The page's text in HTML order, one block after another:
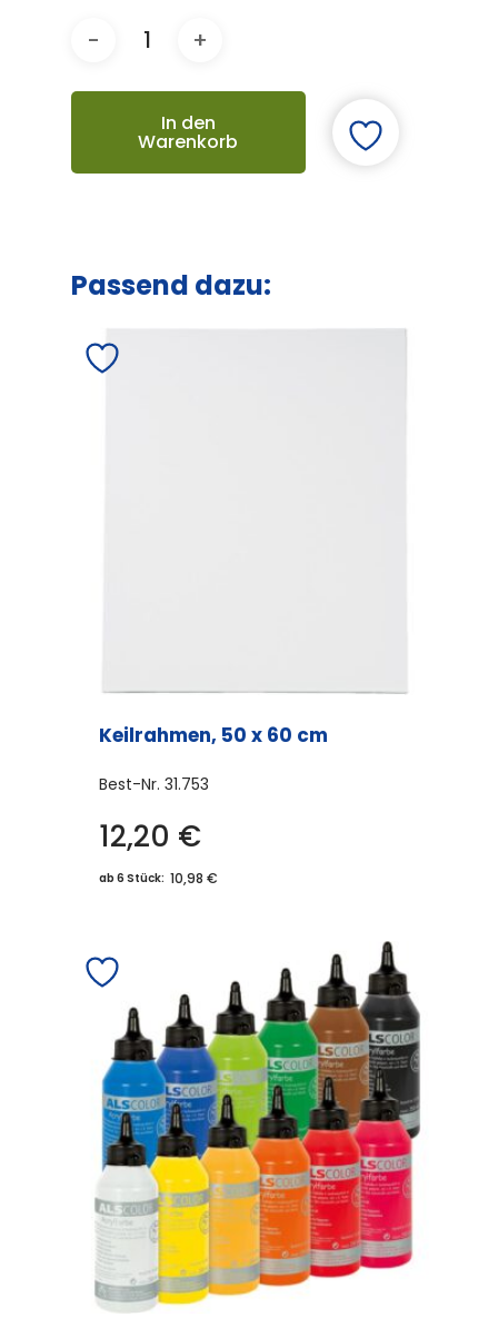
In den
Warenkorb
Passend dazu:
Keilrahmen, 50 x 60 cm
Best-Nr. 31.753
12,20 €
ab 6 Stück: 10,98 €